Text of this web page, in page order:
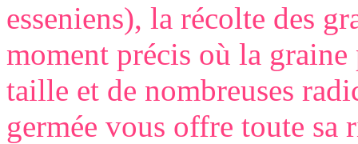
esseniens), la récolte des
moment précis où la graine
taille et de nombreuses
germée vous offre toute sa